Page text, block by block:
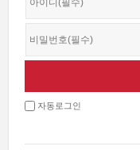
자동로그인